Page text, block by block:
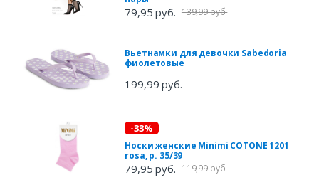
79,95 руб. 139,99 руб.
Вьетнамки для девочки Sabedoria
фиолетовые
199,99 руб.
-33%
Носки женские Minimi COTONE 1201
rosa, р. 35/39
79,95 руб. 119,99 руб.